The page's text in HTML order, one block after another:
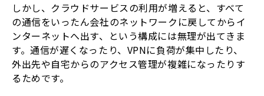
しかし、クラウドサービスの利用が増えると、すべて
の通信をいったん会社のネットワークに戻してからイ
ンターネットへ出す、という構成には無理が出てきま
す。通信が遅くなったり、VPNに負荷が集中したり、
外出先や自宅からのアクセス管理が複雑になったりす
るためです。